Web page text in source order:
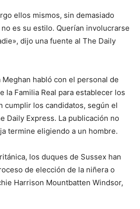
ellos mismos, sin demasiado
es su estilo. Querían involucrarse
dijo una fuente al The Daily
habló con el personal de
la Familia Real para establecer los
cumplir los candidatos, según el
Daily Express. La publicación no
termine eligiendo a un hombre.